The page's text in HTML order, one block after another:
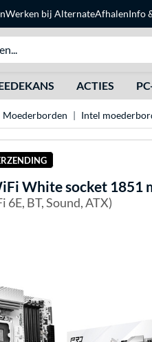
Werken bij AlternateAfhalenInfo
ACTIES
Moederborden Intel
White socket 1851
BT, Sound, ATX)